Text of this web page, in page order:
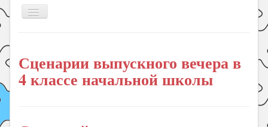
Включить/
Книги
Рукоделие
Сценарии выпускного вечера в
4 классе начальной школы